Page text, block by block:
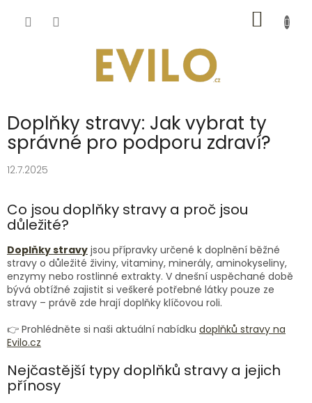
KOŠÍK
Doplňky stravy: Jak vybrat ty
správné pro podporu zdraví?
12.7.2025
Co jsou doplňky stravy a proč jsou
důležité?
Doplňky stravy jsou přípravky určené k doplnění běžné
stravy o důležité živiny, vitaminy, minerály, aminokyseliny,
enzymy nebo rostlinné extrakty. V dnešní uspěchané době
bývá obtížné zajistit si veškeré potřebné látky pouze ze
stravy – právě zde hrají doplňky klíčovou roli.
👉 Prohlédněte si naši aktuální nabídku doplňků stravy na
Evilo.cz
Nejčastější typy doplňků stravy a jejich
přínosy